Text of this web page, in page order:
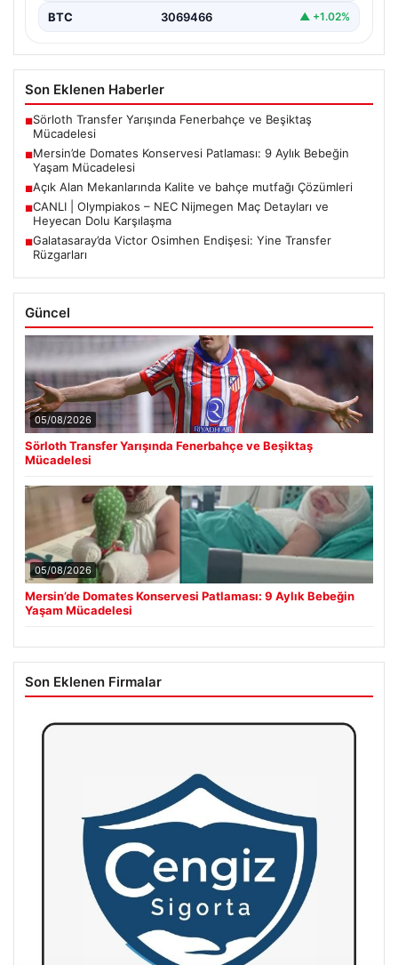
BTC 3069466 ▲ +1.02%
Son Eklenen Haberler
■Sörloth Transfer Yarışında Fenerbahçe ve Beşiktaş
Mücadelesi
■Mersin’de Domates Konservesi Patlaması: 9 Aylık Bebeğin
Yaşam Mücadelesi
■Açık Alan Mekanlarında Kalite ve bahçe mutfağı Çözümleri
■CANLI | Olympiakos – NEC Nijmegen Maç Detayları ve
Heyecan Dolu Karşılaşma
■Galatasaray’da Victor Osimhen Endişesi: Yine Transfer
Rüzgarları
Güncel
05/08/2026
Sörloth Transfer Yarışında Fenerbahçe ve Beşiktaş
Mücadelesi
05/08/2026
Mersin’de Domates Konservesi Patlaması: 9 Aylık Bebeğin
Yaşam Mücadelesi
Son Eklenen Firmalar